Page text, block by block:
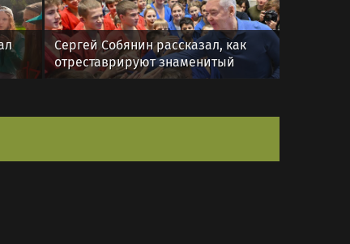
Сергей Собянин рассказал, как
отреставрируют знаменитый
спортивный комплекс столицы